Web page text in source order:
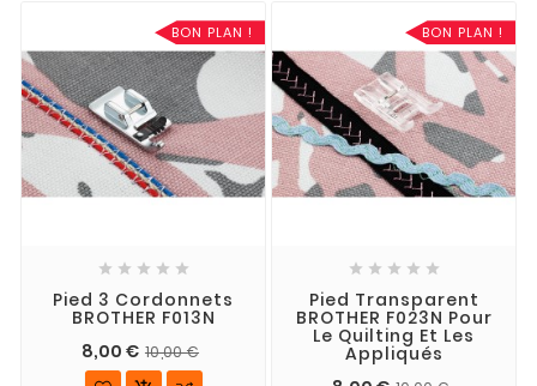
BON PLAN !
    
Pied 3 Cordonnets
BROTHER F013N
8,00 € 10,00 €
BON PLAN !
    
Pied Transparent
BROTHER F023N Pour
Le Quilting Et Les
Appliqués